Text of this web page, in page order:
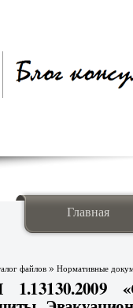
Главная
файлов »Нормативные